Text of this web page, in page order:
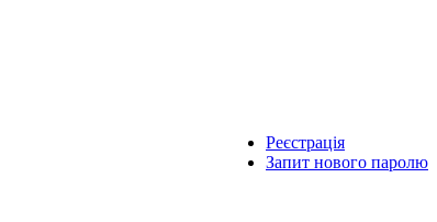
Реєстрація
Запит нового паролю